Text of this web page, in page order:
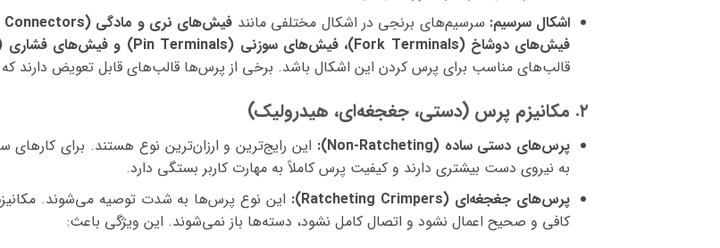
اشکال سرسیم: سرسیم‌های برنجی در اشکال مختلفی مانند
فیش‌های دوشاخ (Fork Terminals)، فیش‌های سوزنی (Pin Terminals) و فیش‌های فشاری (Bullet Connectors)
قالب‌های مناسب برای پرس کردن این اشکال باشد. برخی از پرس‌ها قالب‌های قابل تعویض دارند که
۲. مکانیزم پرس (دستی، جغجغه‌ای، هیدرولیک)
پرس‌های دستی ساده (Non-Ratcheting):
این رایج‌ترین و ارزان‌ترین نوع هستند. برای
به نیروی دست بیشتری دارند و کیفیت پرس کاملاً به مهارت کاربر بستگی دارد.
پرس‌های جغجغه‌ای (Ratcheting Crimpers):
این نوع پرس‌ها به شدت توصیه می‌شوند.
کافی و صحیح اعمال نشود و اتصال کامل نشود، دسته‌ها باز نمی‌شوند. این ویژگی باعث: